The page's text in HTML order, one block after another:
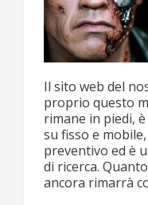
Il sito web del
proprio questo
rimane in piedi,
su fisso e
preventivo ed è
di ricerca.
ancora rimarrà